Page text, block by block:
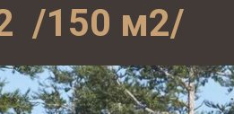
/150 м2/